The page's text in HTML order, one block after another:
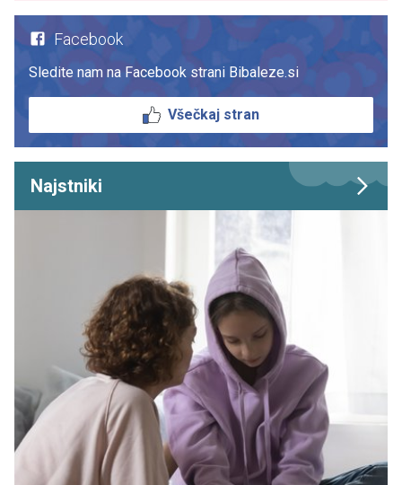
Facebook
Sledite nam na Facebook strani Bibaleze.si
Všečkaj stran
Najstniki